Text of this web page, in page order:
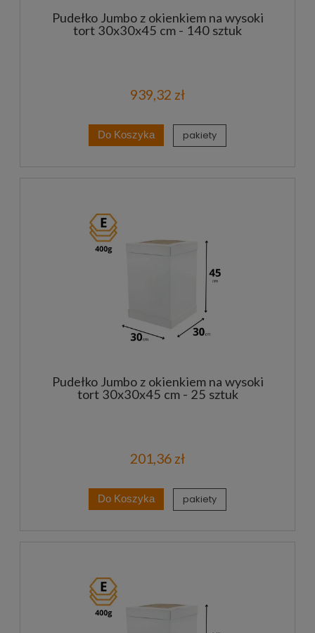
Pudełko Jumbo z okienkiem na wysoki
tort 30x30x45 cm - 140 sztuk
939,32 zł
Do Koszyka pakiety
Pudełko Jumbo z okienkiem na wysoki
tort 30x30x45 cm - 25 sztuk
201,36 zł
Do Koszyka pakiety